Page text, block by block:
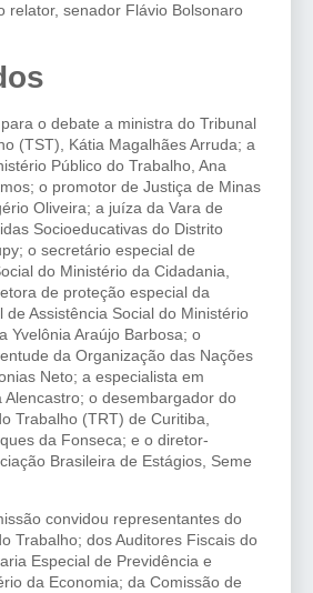
relator, senador Flávio Bolsonaro
o debate a ministra do Tribunal
(TST), Kátia Magalhães Arruda; a
Público do Trabalho, Ana
o promotor de Justiça de Minas
Oliveira; a juíza da Vara de
Socioeducativas do Distrito
o secretário especial de
do Ministério da Cidadania,
de proteção especial da
de Assistência Social do Ministério
Yvelônia Araújo Barbosa; o
da Organização das Nações
Neto; a especialista em
Alencastro; o desembargador do
Trabalho (TRT) de Curitiba,
da Fonseca; e o diretor-
Brasileira de Estágios, Seme
convidou representantes do
Trabalho; dos Auditores Fiscais do
Especial de Previdência e
da Economia; da Comissão de